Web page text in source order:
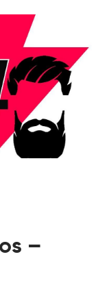
–